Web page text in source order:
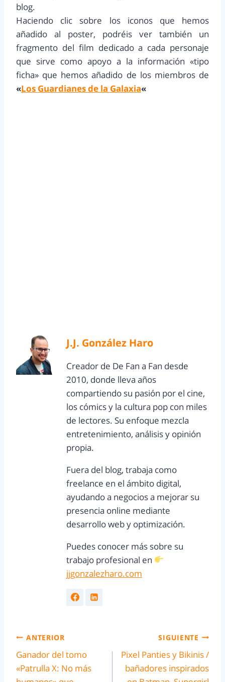
blog.
Haciendo clic sobre los iconos que hemos
añadido al poster, podréis ver también un
fragmento del film dedicado a cada personaje
que sirve como apoyo a la información «tipo
ficha» que hemos añadido de los miembros de
«Los Guardianes de la Galaxia«
J.J. González Haro
Creador de De Fan a Fan desde
2010, donde lleva años
compartiendo su pasión por el cine,
los cómics y la cultura pop con miles
de lectores. Su enfoque mezcla
entretenimiento, análisis y opinión
propia.
Fuera del blog, trabaja como
freelance en el ámbito digital,
ayudando a negocios a mejorar su
presencia online mediante
desarrollo web y optimización.
Puedes conocer más sobre su
trabajo profesional en
jjgonzalezharo.com
ANTERIOR
Ganador del tomo
«Patrulla X: No más
SIGUIENTE
Pixel Panties y Bikinis /
bañadores inspirados